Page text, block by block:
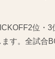
位・
す。全試合